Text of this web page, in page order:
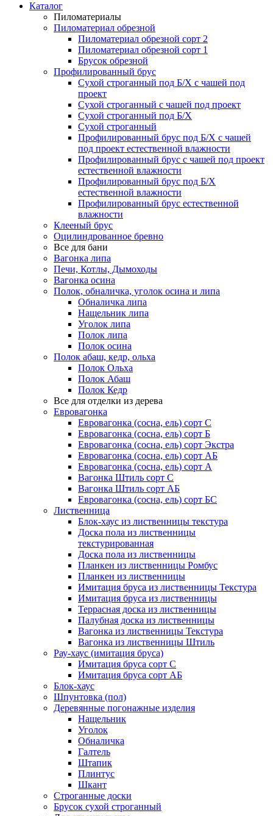
Каталог
Пиломатериалы
Пиломатериал обрезной
Пиломатериал обрезной сорт 2
Пиломатериал обрезной сорт 1
Брусок обрезной
Профилированный брус
Сухой строганный под Б/Х с чашей под
проект
Сухой строганный с чашей под проект
Сухой строганный под Б/Х
Сухой строганный
Профилированный брус под Б/Х с чашей
под проект естественной влажности
Профилированный брус с чашей под проект
естественной влажности
Профилированный брус под Б/Х
естественной влажности
Профилированный брус естественной
влажности
Клееный брус
Оцилиндрованное бревно
Все для бани
Вагонка липа
Печи, Котлы, Дымоходы
Вагонка осина
Полок, обналичка, уголок осина и липа
Обналичка липа
Нащельник липа
Уголок липа
Полок липа
Полок осина
Полок абаш, кедр, ольха
Полок Ольха
Полок Абаш
Полок Кедр
Все для отделки из дерева
Евровагонка
Евровагонка (сосна, ель) сорт С
Евровагонка (сосна, ель) сорт Б
Евровагонка (сосна, ель) сорт Экстра
Евровагонка (сосна, ель) сорт АБ
Евровагонка (сосна, ель) сорт А
Вагонка Штиль сорт С
Вагонка Штиль сорт АБ
Евровагонка (сосна, ель) сорт БС
Лиственница
Блок-хаус из лиственницы текстура
Доска пола из лиственницы
текстурированная
Доска пола из лиственницы
Планкен из лиственницы Ромбус
Планкен из лиственницы
Имитация бруса из лиственницы Текстура
Имитация бруса из лиственницы
Террасная доска из лиственницы
Палубная доска из лиственницы
Вагонка из лиственницы Текстура
Вагонка из лиственницы Штиль
Рау-хаус (имитация бруса)
Имитация бруса сорт С
Имитация бруса сорт АБ
Блок-хаус
Шпунтовка (пол)
Деревянные погонажные изделия
Нащельник
Уголок
Обналичка
Галтель
Штапик
Плинтус
Шкант
Строганные доски
Брусок сухой строганный